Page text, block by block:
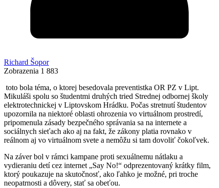
Richard Šopor
Zobrazenia 1 883
toto bola téma, o ktorej besedovala preventistka OR PZ v Lipt.
Mikuláši spolu so študentmi druhých tried Strednej odbornej školy
elektrotechnickej v Liptovskom Hrádku. Počas stretnutí študentov
upozornila na niektoré oblasti ohrozenia vo virtuálnom prostredí,
pripomenula zásady bezpečného správania sa na internete a
sociálnych sieťach ako aj na fakt, že zákony platia rovnako v
reálnom aj vo virtuálnom svete a nemôžu si tam dovoliť čokoľvek.
Na záver bol v rámci kampane proti sexuálnemu nátlaku a
vydieraniu detí cez internet „Say No!“ odprezentovaný krátky film,
ktorý poukazuje na skutočnosť, ako ľahko je možné, pri troche
neopatrnosti a dôvery, stať sa obeťou.